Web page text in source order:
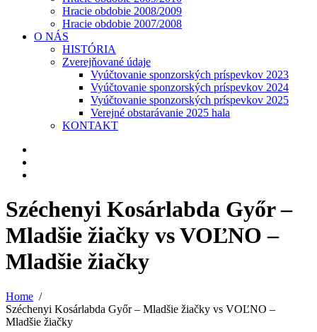
Hracie obdobie 2008/2009
Hracie obdobie 2007/2008
O NÁS
HISTÓRIA
Zverejňované údaje
Vyúčtovanie sponzorských príspevkov 2023
Vyúčtovanie sponzorských príspevkov 2024
Vyúčtovanie sponzorských príspevkov 2025
Verejné obstarávanie 2025 hala
KONTAKT
Széchenyi Kosárlabda Győr –
Mladšie žiačky vs VOĽNO –
Mladšie žiačky
Home
Széchenyi Kosárlabda Győr – Mladšie žiačky vs VOĽNO –
Mladšie žiačky